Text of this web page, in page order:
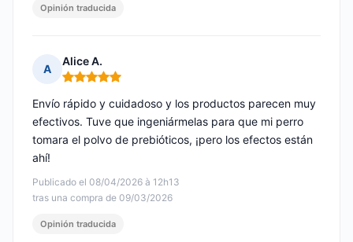
Opinión traducida
A
Alice A.
Nota: 5 de 5
Publicado el 08/04/2026 à 12h13
tras una compra de 09/03/2026
Envío rápido y cuidadoso y los productos parecen muy
efectivos. Tuve que ingeniármelas para que mi perro
tomara el polvo de prebióticos, ¡pero los efectos están
ahí!
Opinión traducida